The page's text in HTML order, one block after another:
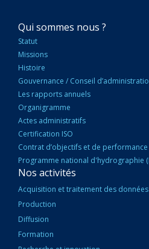
NAVIGATION
PRINCIPALE
Qui sommes nous ?
Statut
Missions
Histoire
Gouvernance / Conseil
Les rapports annuels
Organigramme
Actes administratifs
Certification ISO
Contrat d’objectifs et de performance
Programme national d'hydrographie
Nos activités
Acquisition et traitement des données
Production
Diffusion
Formation